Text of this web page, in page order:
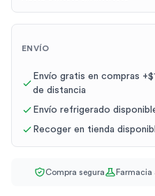
ENVÍO
Envío gratis en compras
de distancia
Envío refrigerado
Recoger en tienda
Compra segura